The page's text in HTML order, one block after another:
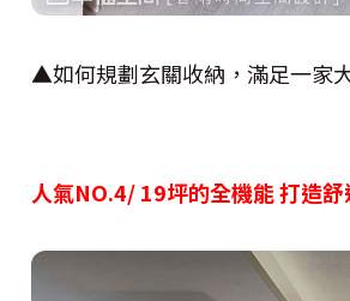
▲如何規劃玄關收納，滿足一家
人氣NO.4/ 19坪的全機能 打造舒